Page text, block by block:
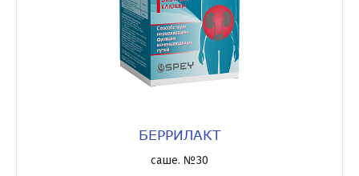
БЕРРИЛАКТ
саше. №30